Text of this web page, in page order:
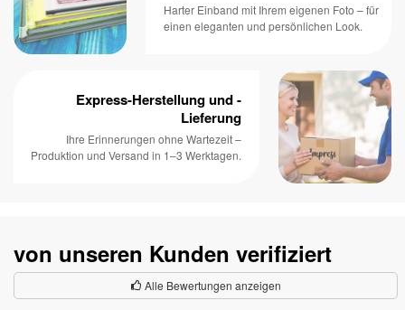
Harter Einband mit Ihrem eigenen Foto – für
einen eleganten und persönlichen Look.
Express-Herstellung und -
Lieferung
Ihre Erinnerungen ohne Wartezeit –
Produktion und Versand in 1–3 Werktagen.
von unseren Kunden verifiziert
Alle Bewertungen anzeigen